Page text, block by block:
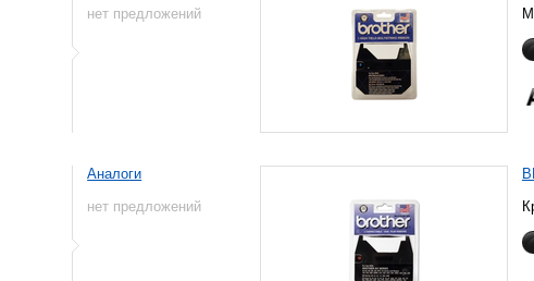
нет предложений
Аналоги
нет предложений